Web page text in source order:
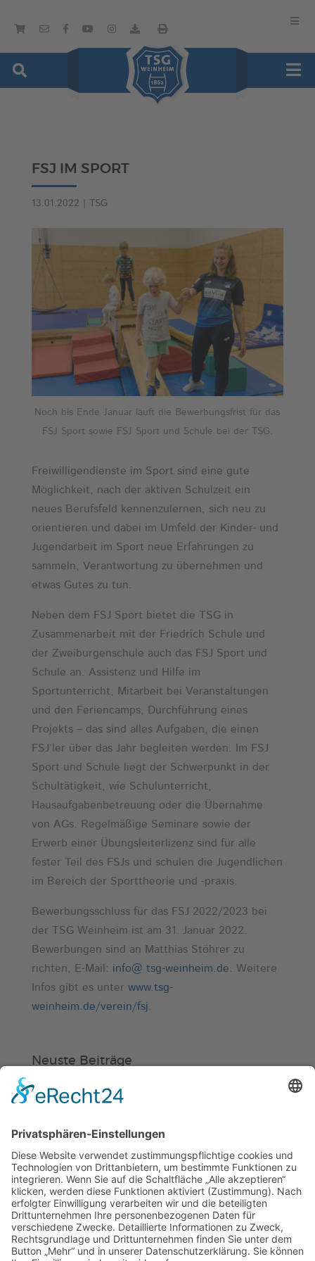
FSJ IM SPORT
13.01.2022 TSG
Noch bis Ende Januar läuft die Bewerbungsfrist für das
FSJ Sport sowie FSJ Sport und Schule bei der TSG.
Freiwilligendienste im Sport sind eine gute
Möglichkeit, nach der aktiven Schulzeit ein
neues Berufsfeld kennenzulernen, sich neu zu
orientieren und dabei im Umfeld der Kinder- und
Jugendarbeit im Sport neue Erfahrungen zu
sammeln, Verantwortung zu übernehmen und
etwas Gutes zu tun.
Neben dem FSJ Sport bietet die TSG in
Zusammenarbeit mit der Friedrich Schule und
der Zweiburgenschule auch das FSJ Sport und
Schule an. Assistenz und Hilfe im
Sportunterricht, Mitarbeit bei Veranstaltungen
und den Feriencamps, Durchführung eines
Projekts – das sind alles Aufgaben, die einen
FSJ‘ler über das Jahr begleiten werden. Im FSJ
Sport und Schule liegt der Schwerpunkt in der
Schultätigkeit, wie Schulunterricht,
Hausaufgabenbetreuung oder die Übernahme
von AGs. Regelmäßige Seminare sowie der
Erwerb einer Übungsleiterlizenz sind für alle
fester Teil des FSJs und schulen die Jugendlichen
im Bereich der Sporttheorie und -praxis.
Bewerbungsschluss für das FSJ 2022/2023 bei
der TSG Weinheim ist am 31. Januar 2022.
Bewerbungen sind an Matthias Stöhrer zu
richten, E-Mail: info@ tsg-weinheim.de. Weitere
Infos gibt es unter www.tsg-
weinheim.de/verein/fsj.
Neuste Beiträge
Verein
ab 13 Uhr geschlossen
„Am Ende bekommt jeder ein
Schwimmabzeichen“
Sommercamps: Fußball, Tanz oder